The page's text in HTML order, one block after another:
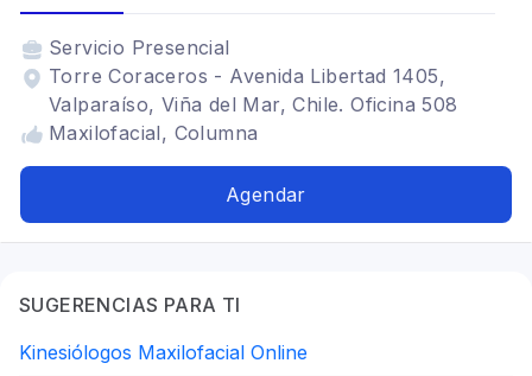
Servicio Presencial
Torre Coraceros - Avenida Libertad 1405,
Valparaíso, Viña del Mar, Chile. Oficina 508
Maxilofacial, Columna
Agendar
SUGERENCIAS PARA TI
Kinesiólogos Maxilofacial Online